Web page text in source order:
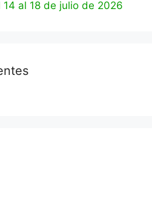
al 18 de julio de 2026